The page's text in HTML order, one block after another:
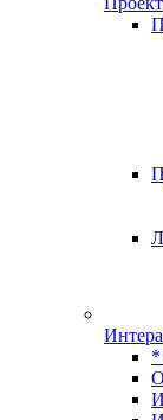
*